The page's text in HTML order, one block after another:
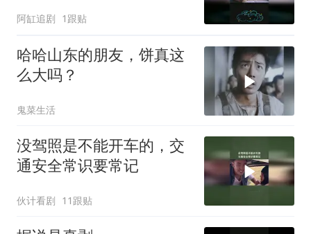
阿缸追剧 1跟贴
哈哈山东的朋友，饼真这
么大吗？
鬼菜生活
没驾照是不能开车的，交
通安全常识要常记
伙计看剧 11跟贴